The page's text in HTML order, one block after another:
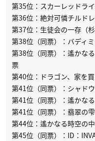
第35位：スカーレッドラ
第36位：絶対可憐チルド
第37位：生徒会の一存（
第38位（同票）：バディ
第38位（同票）：遙かな
票
第40位：ドラゴン、家を
第41位（同票）：シャド
第41位（同票）：遙かな
第41位（同票）：翡翠の
第44位：遙かなる時空の
第45位（同票）：ID：